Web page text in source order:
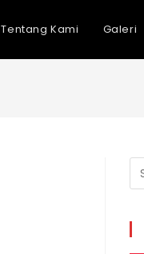
Tentang Kami Galeri